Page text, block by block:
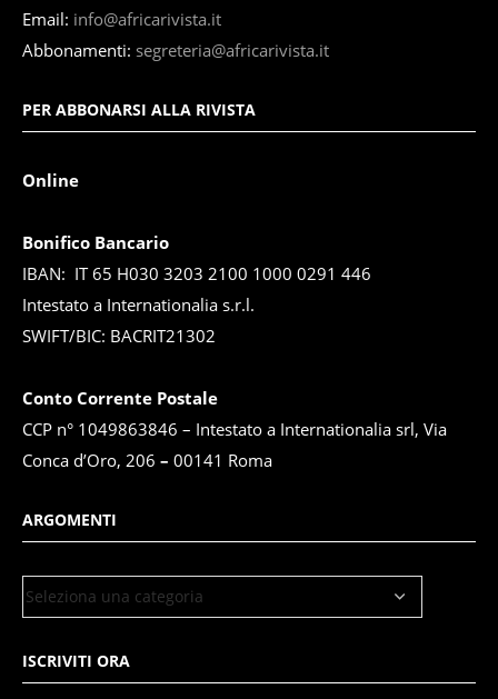
Email: info@africarivista.it
Abbonamenti: segreteria@africarivista.it
PER ABBONARSI ALLA RIVISTA
Online
Bonifico Bancario
IBAN: IT 65 H030 3203 2100 1000 0291 446
Intestato a Internationalia s.r.l.
SWIFT/BIC: BACRIT21302
Conto Corrente Postale
CCP n° 1049863846 – Intestato a Internationalia srl, Via
Conca d’Oro, 206 – 00141 Roma
ARGOMENTI
ISCRIVITI ORA